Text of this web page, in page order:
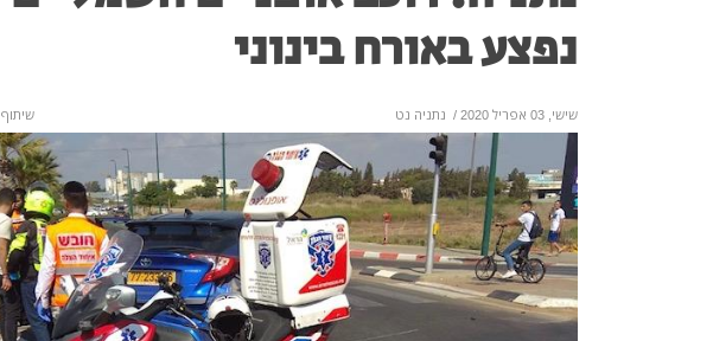
נפצע באורח בינוני
שישי, 03 אפריל 2020 / נתניה נט שיתוף